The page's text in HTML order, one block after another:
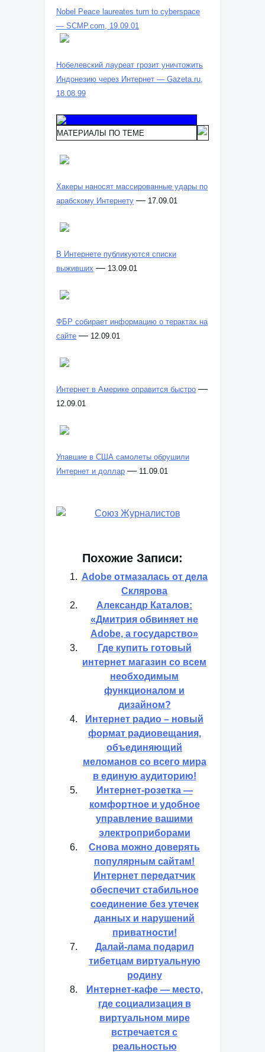
Nobel Peace laureates turn to cyberspace
— SCMP.com, 19.09.01
Нобелевский лауреат грозит уничтожить
Индонезию через Интернет — Gazeta.ru,
18.08.99
МАТЕРИАЛЫ ПО ТЕМЕ
Хакеры наносят массированные удары по
арабскому Интернету — 17.09.01
В Интернете публикуются списки
выживших — 13.09.01
ФБР собирает информацию о терактах на
сайте — 12.09.01
Интернет в Америке оправится быстро —
12.09.01
Упавшие в США самолеты обрушили
Интернет и доллар — 11.09.01
Похожие Записи:
Adobe отмазалась от дела
Склярова
Александр Каталов:
«Дмитрия обвиняет не
Adobe, а государство»
Где купить готовый
интернет магазин со всем
необходимым
функционалом и
дизайном?
Интернет радио – новый
формат радиовещания,
объединяющий
меломанов со всего мира
в единую аудиторию!
Интернет-розетка —
комфортное и удобное
управление вашими
электроприборами
Снова можно доверять
популярным сайтам!
Интернет передатчик
обеспечит стабильное
соединение без утечек
данных и нарушений
приватности!
Далай-лама подарил
тибетцам виртуальную
родину
Интернет-кафе — место,
где социализация в
виртуальном мире
встречается с
реальностью